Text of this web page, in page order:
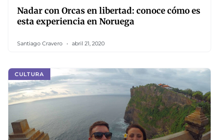
Nadar con Orcas en libertad: conoce cómo es
esta experiencia en Noruega
Santiago Cravero abril 21, 2020
CULTURA